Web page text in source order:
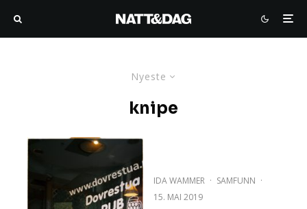
Nyeste
knipe
IDA WAMMER · SAMFUNN ·
15. MAI 2019